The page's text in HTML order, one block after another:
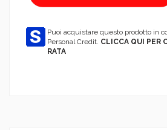
Puoi acquistare questo prodotto in
Personal Credit. CLICCA QUI PER
RATA